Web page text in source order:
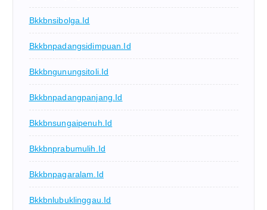
Bkkbnsibolga.id
Bkkbnpadangsidimpuan.id
Bkkbngunungsitoli.id
Bkkbnpadangpanjang.id
Bkkbnsungaipenuh.id
Bkkbnprabumulih.id
Bkkbnpagaralam.id
Bkkbnlubuklinggau.id